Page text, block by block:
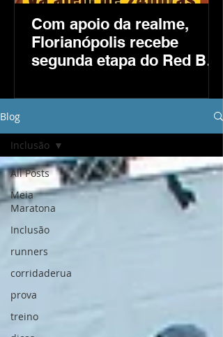
Com apoio da realme,
Florianópolis recebe
segunda etapa do Red Bull
Blog
All Posts
Meia
Maratona
Inclusão
runners
corridaderua
prova
treino
Inclusão